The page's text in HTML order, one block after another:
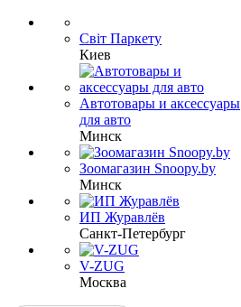
Світ Паркету
Киев
Автотовары и аксессуары
для авто
Минск
Зоомагазин Snoopy.by
Минск
ИП Журавлёв
Санкт-Петербург
V-ZUG
Москва